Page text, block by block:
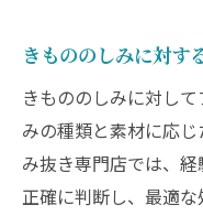
きものの美
しみ抜き専
アプローチ
きものを美しく
を徹底解説
きもののしみに対す
きもののしみに対し
みの種類と素材に応
み抜き専門店では、
正確に判断し、最適